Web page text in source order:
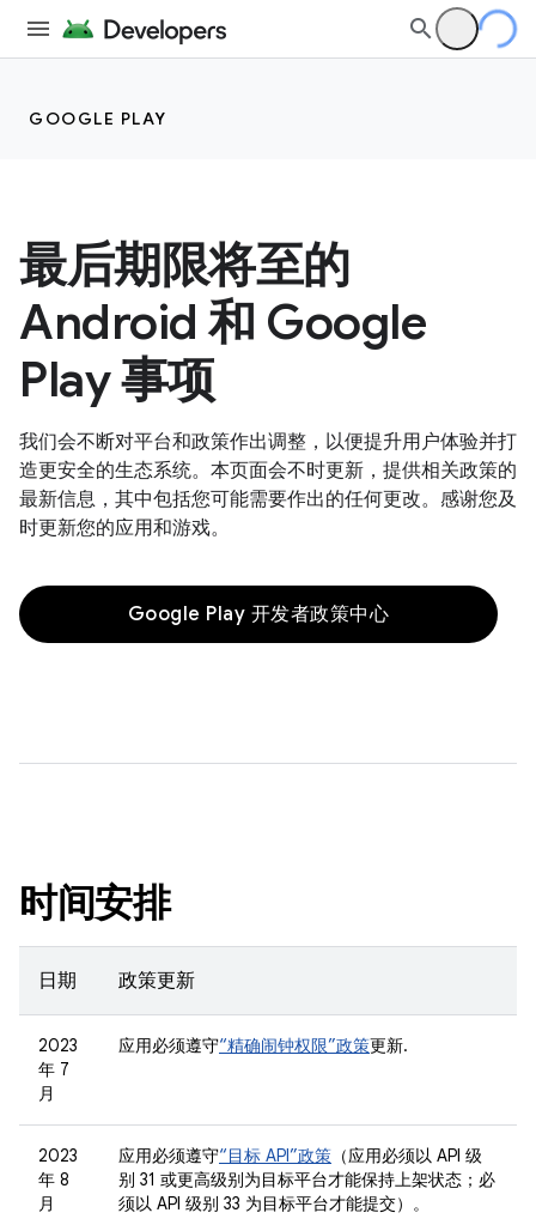
GOOGLE PLAY
最后期限将至的
Android 和 Google
Play 事项
我们会不断对平台和政策作出调整，以便提升用户体验并打
造更安全的生态系统。本页面会不时更新，提供相关政策的
最新信息，其中包括您可能需要作出的任何更改。感谢您及
时更新您的应用和游戏。
Google Play 开发者政策中心
时间安排
日期 政策更新
2023
年 7
月
应用必须遵守“精确闹钟权限”政策更新.
2023
年 8
月
应用必须遵守“目标 API”政策 （应用必须以 API 级
别 31 或更高级别为目标平台才能保持上架状态；必
须以 API 级别 33 为目标平台才能提交）。